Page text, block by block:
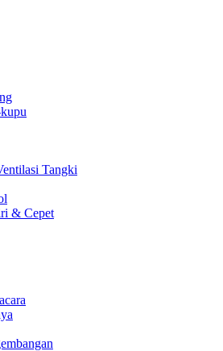
Tangki
& Cepet